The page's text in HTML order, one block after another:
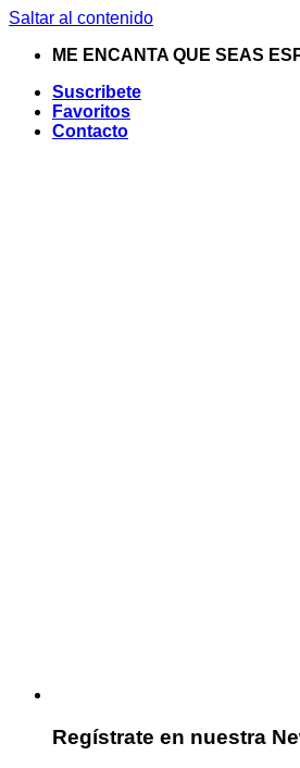
Saltar al contenido
ME ENCANTA QUE SEAS
Suscribete
Favoritos
Contacto
Regístrate en nuestra